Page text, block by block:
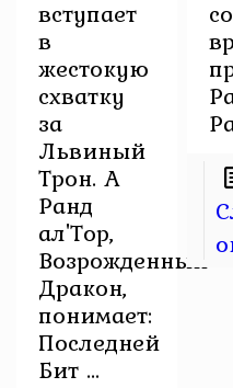
вступает
в
жестокую
схватку
за
Львиный
Трон. А
Ранд
ал'Тор,
Возрожденный
Дракон,
понимает:
Последней
Бит ...